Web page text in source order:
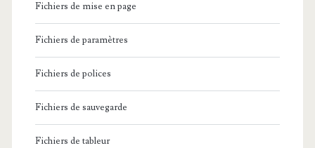
Fichiers de mise en page
Fichiers de paramètres
Fichiers de polices
Fichiers de sauvegarde
Fichiers de tableur